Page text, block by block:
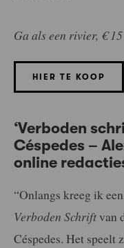
Ga als een rivier, € 15
HIER TE KOOP
‘Verboden
Céspedes –
online
“Onlangs kreeg ik
Verboden Schriftvan
Céspedes. Het speelt